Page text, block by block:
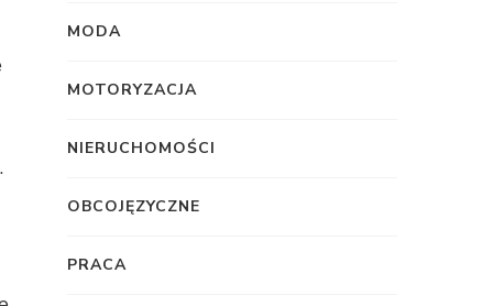
MODA
MOTORYZACJA
NIERUCHOMOŚCI
OBCOJĘZYCZNE
PRACA